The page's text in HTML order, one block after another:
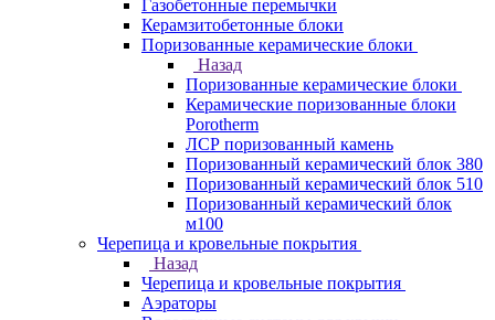
Газобетонные перемычки
Керамзитобетонные блоки
Поризованные керамические блоки
Назад
Поризованные керамические блоки
Керамические поризованные блоки
Porotherm
ЛСР поризованный камень
Поризованный керамический блок 380
Поризованный керамический блок 510
Поризованный керамический блок
м100
Черепица и кровельные покрытия
Назад
Черепица и кровельные покрытия
Аэраторы